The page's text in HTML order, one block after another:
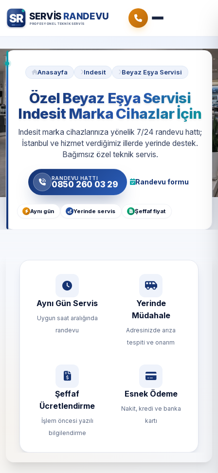
Anasayfa Indesit Beyaz Eşya Servisi
Özel Beyaz Eşya Servisi
Indesit Marka Cihazlar İçin
Indesit marka cihazlarınıza yönelik 7/24 randevu hattı;
İstanbul ve hizmet verdiğimiz illerde yerinde destek.
Bağımsız özel teknik servis.
RANDEVU HATTI
0850 260 03 29 Randevu formu
Aynı gün Yerinde servis Şeffaf fiyat
Aynı Gün Servis
Uygun saat aralığında
randevu
Yerinde
Müdahale
Adresinizde arıza
tespiti ve onarım
Şeffaf
Ücretlendirme
İşlem öncesi yazılı
bilgilendirme
Esnek Ödeme
Nakit, kredi ve banka
kartı